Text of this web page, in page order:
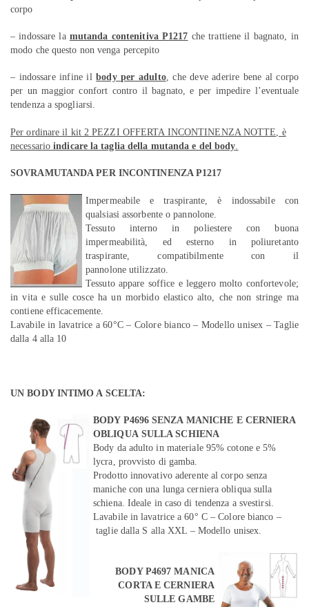
corpo
– indossare la mutanda contenitiva P1217 che trattiene il bagnato, in
modo che questo non venga percepito
– indossare infine ilbody per adulto, che deve aderire bene al corpo
per un maggior confort contro il bagnato, e per impedire l’eventuale
tendenza a spogliarsi.
Per ordinare il kit 2 PEZZI OFFERTA INCONTINENZA NOTTE, è
necessario indicare la taglia della mutanda e del body
SOVRAMUTANDA PER INCONTINENZA P1217
Impermeabile e traspirante, è indossabile con
qualsiasi assorbente o pannolone.
Tessuto interno in poliestere con buona
impermeabilità, ed esterno in poliuretanto
traspirante, compatibilmente con il
pannolone utilizzato.
Tessuto appare soffice e leggero molto confortevole;
in vita e sulle cosce ha un morbido elastico alto, che non stringe ma
contiene efficacemente.
Lavabile in lavatrice a 60°C – Colore bianco – Modello unisex – Taglie
dalla 4 alla 10
UN BODY INTIMO A SCELTA:
BODY P4696 SENZA MANICHE E CERNIERA
OBLIQUA SULLA SCHIENA
Body da adulto in materiale 95% cotone e 5%
lycra, provvisto di gamba.
Prodotto innovativo aderente al corpo senza
maniche con una lunga cerniera obliqua sulla
schiena. Ideale in caso di tendenza a svestirsi.
Lavabile in lavatrice a 60° C – Colore bianco –
taglie dalla S alla XXL – Modello unisex.
BODY P4697 MANICA
CORTA E CERNIERA
SULLE GAMBE